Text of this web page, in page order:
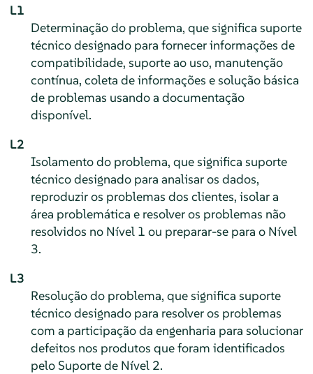
L1
Determinação do problema, que significa suporte
técnico designado para fornecer informações de
compatibilidade, suporte ao uso, manutenção
contínua, coleta de informações e solução básica
de problemas usando a documentação
disponível.
L2
Isolamento do problema, que significa suporte
técnico designado para analisar os dados,
reproduzir os problemas dos clientes, isolar a
área problemática e resolver os problemas não
resolvidos no Nível 1 ou preparar-se para o Nível
3.
L3
Resolução do problema, que significa suporte
técnico designado para resolver os problemas
com a participação da engenharia para solucionar
defeitos nos produtos que foram identificados
pelo Suporte de Nível 2.